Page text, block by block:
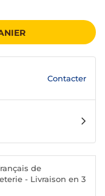
Contacter
de
- Livraison en 3